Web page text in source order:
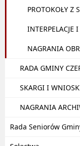
PROTOKOŁY Z
INTERPELACJE
NAGRANIA
RADA GMINY
SKARGI I
NAGRANIA
Rada Seniorów